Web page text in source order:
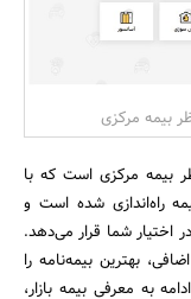
بیمه مرکزی
بیمه مرکزی است که با
راه‌اندازی شده است و
شما قرار می‌دهد.
بهترین بیمه‌نامه را
به معرفی بیمه بازار،